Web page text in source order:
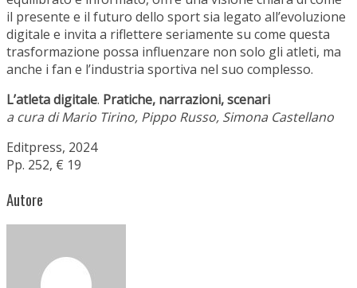
il presente e il futuro dello sport sia legato all’evoluzione
digitale e invita a riflettere seriamente su come questa
trasformazione possa influenzare non solo gli atleti, ma
anche i fan e l’industria sportiva nel suo complesso.
L’atleta digitale. Pratiche, narrazioni, scenari
a cura di Mario Tirino, Pippo Russo, Simona Castellano
Editpress, 2024
Pp. 252, € 19
Autore